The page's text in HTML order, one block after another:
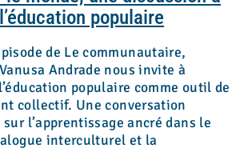
populaire
de Le communautaire,
Andrade nous invite à
populaire comme outil de
collectif. Une conversation
l’apprentissage ancré dans le
interculturel et la